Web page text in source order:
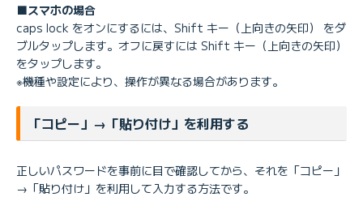
■スマホの場合
caps lock をオンにするには、Shift キー（上向きの矢印） をダ
ブルタップします。オフに戻すには Shift キー（上向きの矢印）
をタップします。
※機種や設定により、操作が異なる場合があります。
「コピー」→「貼り付け」を利用する
正しいパスワードを事前に目で確認してから、それを「コピー」
→「貼り付け」を利用して入力する方法です。